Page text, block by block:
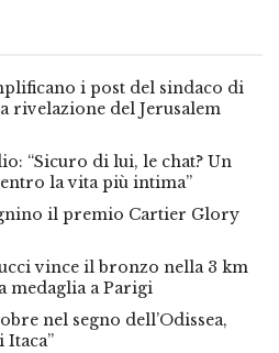
i post del sindaco di
rivelazione del Jerusalem
“Sicuro di lui, le chat? Un
la vita più intima”
il premio Cartier Glory
vince il bronzo nella 3 km
medaglia a Parigi
nel segno dell’Odissea,
Itaca”